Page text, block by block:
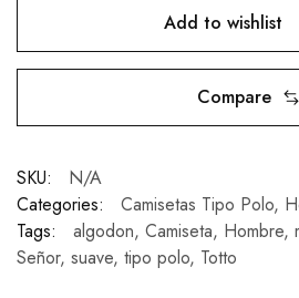
Add to wishlist
Compare
SKU:
N/A
Categories:
Camisetas Tipo Polo,
Tags:
algodon, Camiseta, Hombre,
Señor, suave, tipo polo, Totto